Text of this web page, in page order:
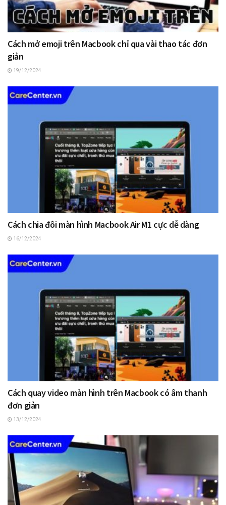
Cách mở emoji trên Macbook chỉ qua vài thao tác đơn
giản
19/12/2024
Cách chia đôi màn hình Macbook Air M1 cực dễ dàng
16/12/2024
Cách quay video màn hình trên Macbook có âm thanh
đơn giản
13/12/2024